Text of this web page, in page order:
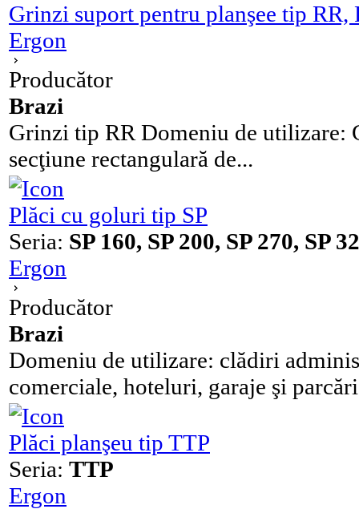
Grinzi suport pentru planşee tip RR,
Ergon
Producător
Brazi
Grinzi tip RR Domeniu de utilizare:
secţiune rectangulară de...
Plăci cu goluri tip SP
Seria: SP 160, SP 200, SP 270, SP
Ergon
Producător
Brazi
Domeniu de utilizare: clădiri
comerciale, hoteluri, garaje şi
Plăci planşeu tip TTP
Seria: TTP
Ergon